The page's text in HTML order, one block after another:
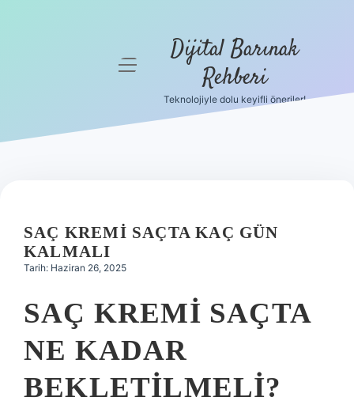
Hakkımızda
menüyü
Dijital Barınak
Rehberi
Teknolojiyle dolu keyifli öneriler!
SAÇ KREMI SAÇTA KAÇ GÜN
KALMALI
Tarih: Haziran 26, 2025
SAÇ KREMI SAÇTA
NE KADAR
BEKLETILMELI?